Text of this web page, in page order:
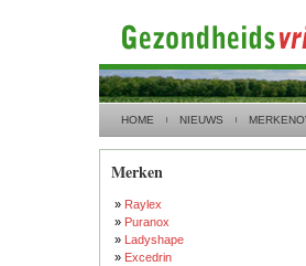
HOME NIEUWS
Merken
» Raylex
» Puranox
» Ladyshape
» Excedrin